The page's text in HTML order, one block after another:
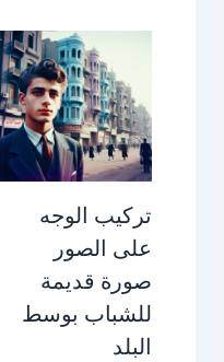
تركيب الوجه
على الصور
صورة قديمة
للشباب بوسط
البلد